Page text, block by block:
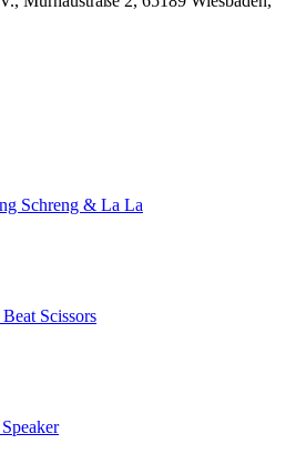
Schreng & La La
Scissors